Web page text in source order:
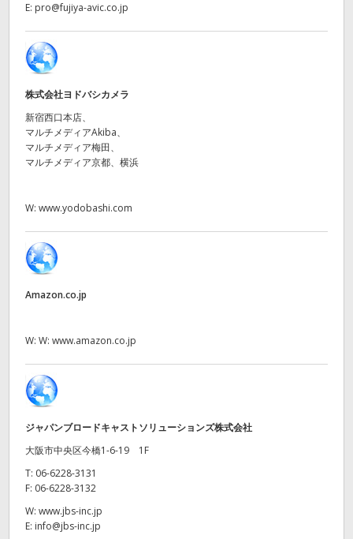
Portugal
Singapore
South Africa
Sweden
Turkey
Ukraine
United States
E: pro@fujiya-avic.co.jp
株式会社ヨドバシカメラ
新宿西口本店、
マルチメディアAkiba、
マルチメディア梅田、
マルチメディア京都、横浜
W: www.yodobashi.com
Amazon.co.jp
W: W: www.amazon.co.jp
ジャパンブロードキャストソリューションズ株式会社
大阪市中央区今橋1-6-19 1F
T: 06-6228-3131
F: 06-6228-3132
W: www.jbs-inc.jp
E: info@jbs-inc.jp